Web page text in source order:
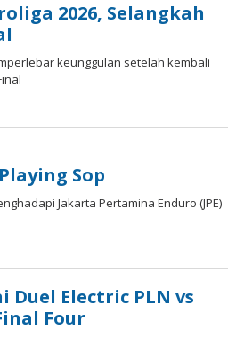
2026, Selangkah
keunggulan setelah kembali
Sop
Jakarta Pertamina Enduro (JPE)
Duel Electric PLN vs
Four